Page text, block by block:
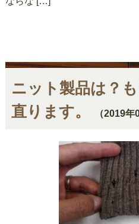
ニット製品は？
直ります。
（2019年